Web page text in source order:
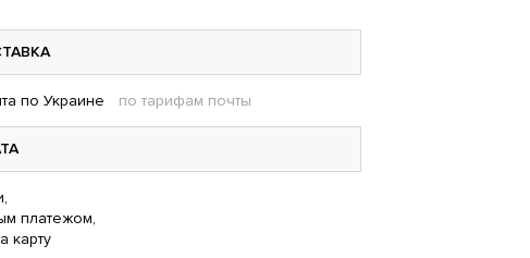
по Украине по тарифам почты
платежом,
карту